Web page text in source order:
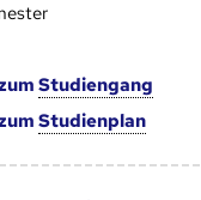
Studien­gang
Studien­plan